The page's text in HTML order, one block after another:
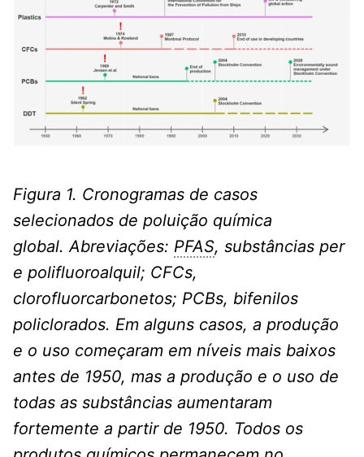
Figura 1. Cronogramas de casos
selecionados de poluição química
global. Abreviações: PFAS, substâncias per
e polifluoroalquil; CFCs,
clorofluorcarbonetos; PCBs, bifenilos
policlorados. Em alguns casos, a produção
e o uso começaram em níveis mais baixos
antes de 1950, mas a produção e o uso de
todas as substâncias aumentaram
fortemente a partir de 1950. Todos os